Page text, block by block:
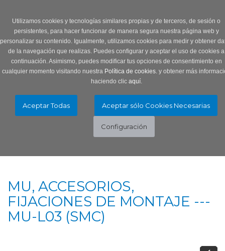
Utilizamos cookies y tecnologías similares propias y de terceros, de sesión o
persistentes, para hacer funcionar de manera segura nuestra página web y
personalizar su contenido. Igualmente, utilizamos cookies para medir y obtener
de la navegación que realizas. Puedes configurar y aceptar el uso de cookies a
continuación. Asimismo, puedes modificar tus opciones de consentimiento en
cualquier momento visitando nuestra Política de cookies.y obtener más
haciendo clic aquí.
MU, ACCESORIOS,
FIJACIONES DE MONTAJE ---
MU-L03 (SMC)